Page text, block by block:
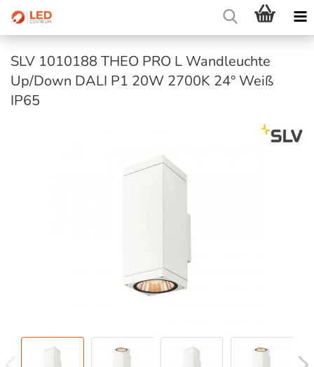
SLV 1010188 THEO PRO L Wandleuchte
Up/Down DALI P1 20W 2700K 24° Weiß
IP65